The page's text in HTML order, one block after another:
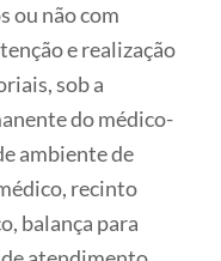
ou não com
e realização
sob a
do médico-
ambiente de
recinto
balança para